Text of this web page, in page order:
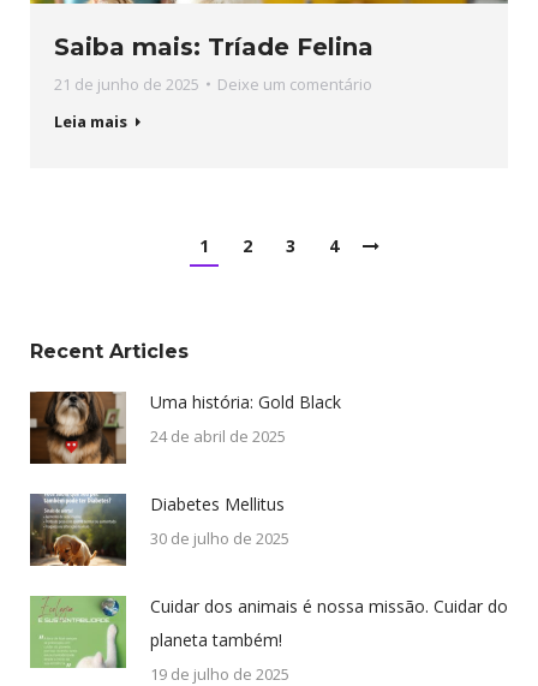
Saiba mais: Tríade Felina
21 de junho de 2025
Deixe um comentário
Leia mais
1 2 3 4
Recent Articles
Uma história: Gold Black
24 de abril de 2025
Diabetes Mellitus
30 de julho de 2025
Cuidar dos animais é nossa missão. Cuidar do
planeta também!
19 de julho de 2025